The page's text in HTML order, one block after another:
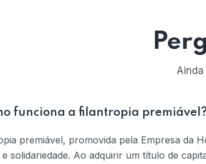
funciona a filantropia
premiável, promovida pela Empresa da
solidariedade. Ao adquirir um título de